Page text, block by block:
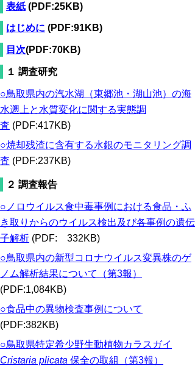
表紙 (PDF:25KB)
はじめに (PDF:91KB)
目次(PDF:70KB)
１ 調査研究
○鳥取県内の汽水湖（東郷池・湖山池）の海
水遡上と水質変化に関する実態調
査 (PDF:417KB)
○焼却残渣に含有する水銀のモニタリング調
査 (PDF:237KB)
２ 調査報告
○ノロウイルス食中毒事例における食品・ふ
き取りからのウイルス検出及び各事例の遺伝
子解析 (PDF: 332KB)
○鳥取県内の新型コロナウイルス変異株のゲ
ノム解析結果について（第3報）
(PDF:1,084KB)
○食品中の異物検査事例について
(PDF:382KB)
○鳥取県特定希少野生動植物カラスガイ
Cristaria plicata 保全の取組（第3報）